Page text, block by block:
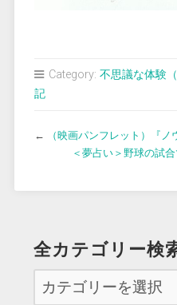
Category: 不思議な体験
記
←
（映画パンフレット）『ノ
＜夢占い＞野球の試
全カテゴリー検